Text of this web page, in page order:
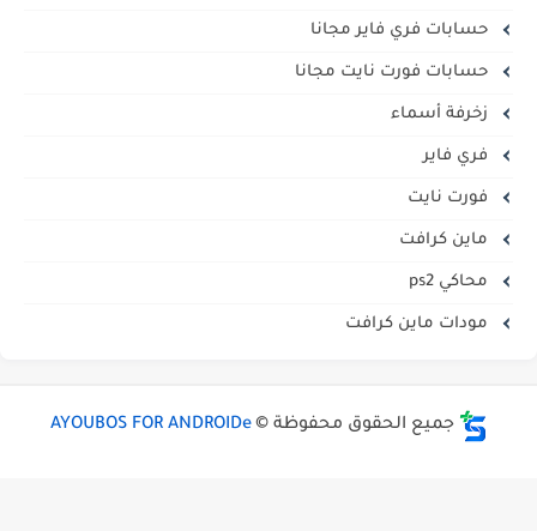
حسابات فري فاير مجانا
حسابات فورت نايت مجانا
زخرفة أسماء
فري فاير
فورت نايت
ماين كرافت
محاكي ps2
مودات ماين كرافت
جميع الحقوق محفوظة © AYOUBOS FOR ANDROIDe